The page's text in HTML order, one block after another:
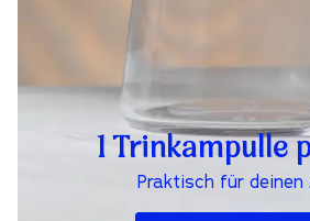
1 Trinkampulle
Praktisch für deinen